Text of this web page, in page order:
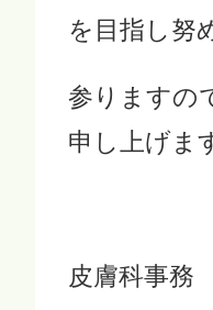
を目指し努
参りますの
申し上げま
皮膚科事務